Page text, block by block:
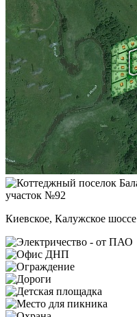
участок №92
Киевское, Калужское шоссе